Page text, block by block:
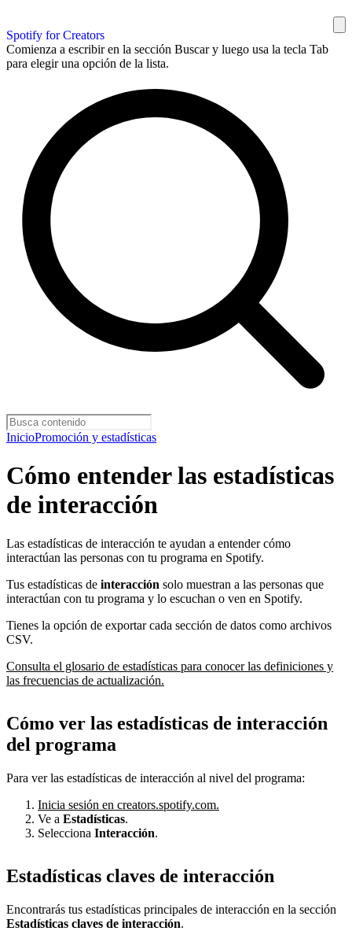
Spotify for Creators
Comienza a escribir en la sección Buscar y luego usa la tecla Tab
para elegir una opción de la lista.
InicioPromoción y estadísticas
Cómo entender las estadísticas
de interacción
Las estadísticas de interacción te ayudan a entender cómo
interactúan las personas con tu programa en Spotify.
Tus estadísticas de interacción solo muestran a las personas que
interactúan con tu programa y lo escuchan o ven en Spotify.
Tienes la opción de exportar cada sección de datos como archivos
CSV.
Consulta el glosario de estadísticas para conocer las definiciones y
las frecuencias de actualización.
Cómo ver las estadísticas de interacción
del programa
Para ver las estadísticas de interacción al nivel del programa:
Inicia sesión en creators.spotify.com.
Ve a Estadísticas.
Selecciona Interacción.
Estadísticas claves de interacción
Encontrarás tus estadísticas principales de interacción en la sección
Estadísticas claves de interacción.